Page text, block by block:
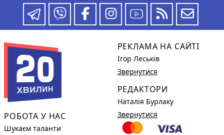
РОБОТА У НАС
Шукаєм таланти
РЕКЛАМА НА САЙТІ
Ігор Леськів
Звернутися
РЕДАКТОРИ
Наталія Бурлаку
Звернутися